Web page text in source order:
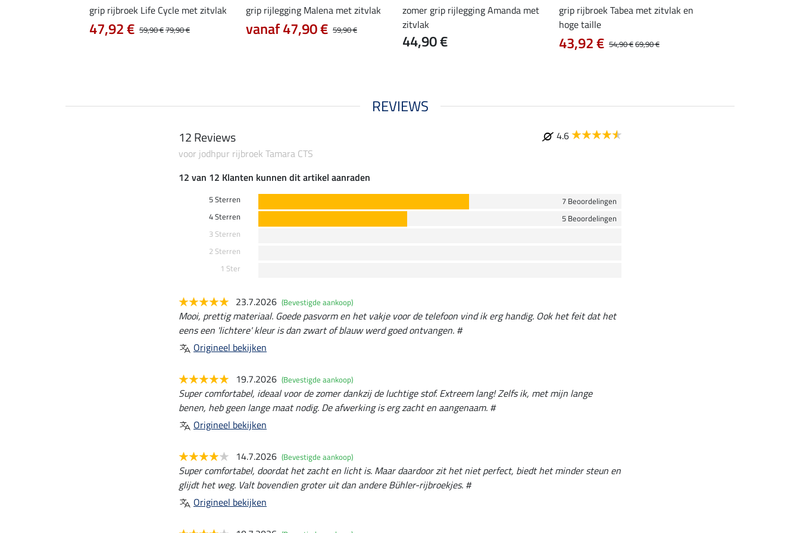
grip rijbroek Life Cycle met zitvlak
59,90 €79,90 €
47,92 €
grip rijlegging Malena met zitvlak
59,90 €
vanaf 47,90 €
zomer grip rijlegging Amanda met
zitvlak
44,90 €
grip rijbroek Tabea met zitvlak en
hoge taille
54,90 €69,90 €
43,92 €
REVIEWS
12 Reviews
4.6
voor jodhpur rijbroek Tamara CTS
12 van 12 Klanten kunnen dit artikel aanraden
5 Sterren
7 Beoordelingen
4 Sterren
5 Beoordelingen
3 Sterren
2 Sterren
1 Ster
23.7.2026 (Bevestigde aankoop)
Mooi, prettig materiaal. Goede pasvorm en het vakje voor de telefoon vind ik erg handig. Ook het feit dat het
eens een 'lichtere' kleur is dan zwart of blauw werd goed ontvangen. #
Origineel bekijken
19.7.2026 (Bevestigde aankoop)
Super comfortabel, ideaal voor de zomer dankzij de luchtige stof. Extreem lang! Zelfs ik, met mijn lange
benen, heb geen lange maat nodig. De afwerking is erg zacht en aangenaam. #
Origineel bekijken
14.7.2026 (Bevestigde aankoop)
Super comfortabel, doordat het zacht en licht is. Maar daardoor zit het niet perfect, biedt het minder steun en
glijdt het weg. Valt bovendien groter uit dan andere Bühler-rijbroekjes. #
Origineel bekijken